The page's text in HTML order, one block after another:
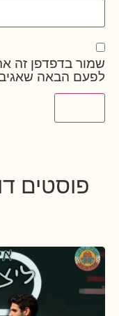
שמור בדפדפן זה
לפעם הבאה
פוסטים